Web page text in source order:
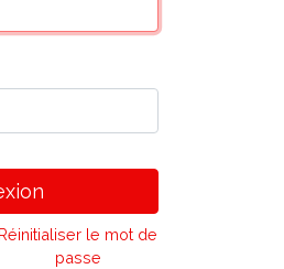
Réinitialiser le mot de
passe